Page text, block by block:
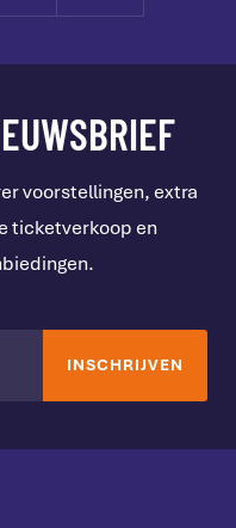
voorstellingen, extra
ticketverkoop en